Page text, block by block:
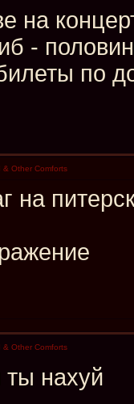
на
-
по
& Other Comforts
на
& Other Comforts
нахуй